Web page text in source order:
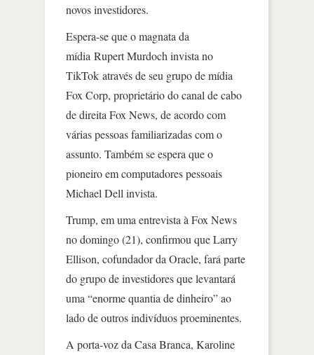
novos investidores.
Espera-se que o magnata da
mídia Rupert Murdoch invista no
TikTok através de seu grupo de mídia
Fox Corp, proprietário do canal de cabo
de direita Fox News, de acordo com
várias pessoas familiarizadas com o
assunto. Também se espera que o
pioneiro em computadores pessoais
Michael Dell invista.
Trump, em uma entrevista à Fox News
no domingo (21), confirmou que Larry
Ellison, cofundador da Oracle, fará parte
do grupo de investidores que levantará
uma “enorme quantia de dinheiro” ao
lado de outros indivíduos proeminentes.
A porta-voz da Casa Branca, Karoline